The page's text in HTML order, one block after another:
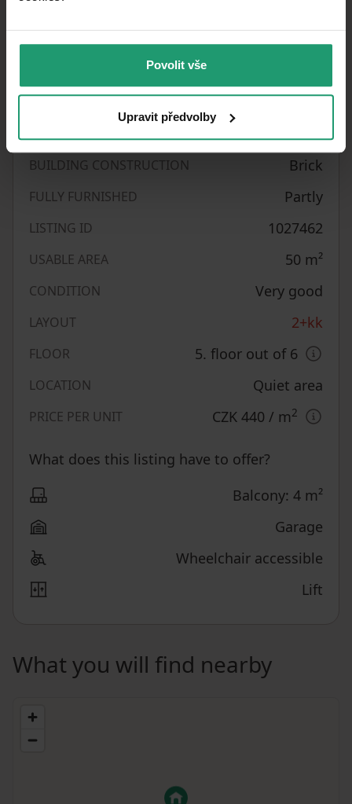
Povolit vše
Upravit předvolby
kontaktujte.
Property characteristics
BUILDING CONSTRUCTION Brick
FULLY FURNISHED Partly
LISTING ID 1027462
USABLE AREA 50 m²
CONDITION Very good
LAYOUT 2+kk
FLOOR 5. floor out of 6
LOCATION Quiet area
PRICE PER UNIT CZK 440 / m2
What does this listing have to offer?
Balcony: 4 m²
Garage
Wheelchair accessible
Lift
What you will find nearby